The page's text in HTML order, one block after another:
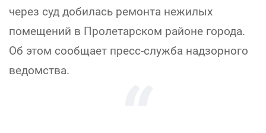
через суд добилась ремонта нежилых
помещений в Пролетарском районе города.
Об этом сообщает пресс-служба надзорного
ведомства.